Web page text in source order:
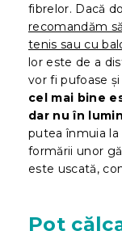
fibrelor. Dacă
recomandăm
tenis sau cu
lor este de a
vor fi pufoase
cel mai bine
dar nu în
putea înmuia la
formării unor
este uscată,
Pot